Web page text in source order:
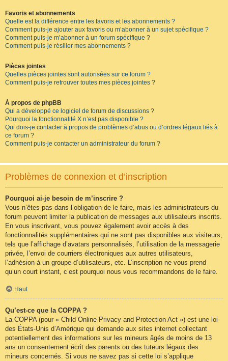
Favoris et abonnements
Quelle est la différence entre les favoris et les abonnements ?
Comment puis-je ajouter aux favoris ou m’abonner à un sujet spécifique ?
Comment puis-je m’abonner à un forum spécifique ?
Comment puis-je résilier mes abonnements ?
Pièces jointes
Quelles pièces jointes sont autorisées sur ce forum ?
Comment puis-je retrouver toutes mes pièces jointes ?
À propos de phpBB
Qui a développé ce logiciel de forum de discussions ?
Pourquoi la fonctionnalité X n’est pas disponible ?
Qui dois-je contacter à propos de problèmes d’abus ou d’ordres légaux liés à
ce forum ?
Comment puis-je contacter un administrateur du forum ?
Problèmes de connexion et d’inscription
Pourquoi ai-je besoin de m’inscrire ?
Vous n’êtes pas dans l’obligation de le faire, mais les administrateurs du
forum peuvent limiter la publication de messages aux utilisateurs inscrits.
En vous inscrivant, vous pouvez également avoir accès à des
fonctionnalités supplémentaires qui ne sont pas disponibles aux visiteurs,
tels que l’affichage d’avatars personnalisés, l’utilisation de la messagerie
privée, l’envoi de courriers électroniques aux autres utilisateurs,
l’adhésion à un groupe d’utilisateurs, etc. L’inscription ne vous prend
qu’un court instant, c’est pourquoi nous vous recommandons de le faire.
Haut
Qu’est-ce que la COPPA ?
La COPPA (pour « Child Online Privacy and Protection Act ») est une loi
des États-Unis d’Amérique qui demande aux sites internet collectant
potentiellement des informations sur les mineurs âgés de moins de 13
ans un consentement écrit des parents ou des tuteurs légaux des
mineurs concernés. Si vous ne savez pas si cette loi s’applique